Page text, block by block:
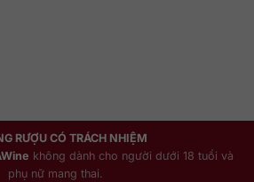
RƯỢU CÓ TRÁCH NHIỆM
không dành cho người dưới 18 tuổi và
phụ nữ mang thai.